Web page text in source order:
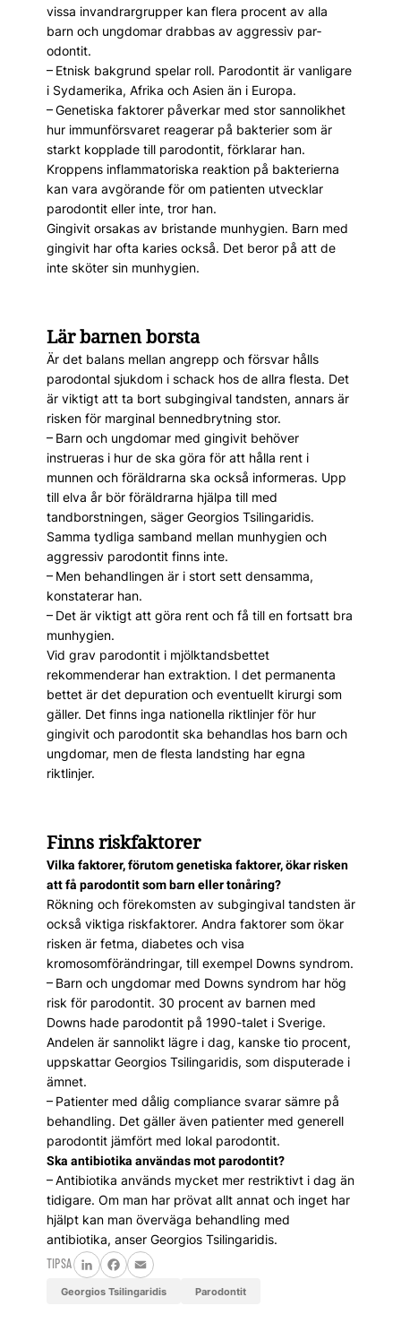
vissa invandrargrupper kan flera procent av alla
barn och ungdomar drabbas av aggressiv par­
odontit.
– Etnisk bakgrund spelar roll. Par­odontit är vanligare
i Sydamerika, Afrika och Asien än i Europa.
– Genetiska faktorer påverkar med stor sannolikhet
hur immunförsvaret reagerar på bakterier som är
starkt kopplade till parodontit, förklarar han.
Kroppens inflammatoriska reaktion på bakterierna
kan vara avgörande för om patienten utvecklar
parodontit eller inte, tror han.
Gingivit orsakas av bristande munhygien. Barn med
gingivit har ofta karies också. Det beror på att de
inte sköter sin munhygien.
Lär barnen borsta
Är det balans mellan angrepp och försvar hålls
parodontal sjukdom i schack hos de allra flesta. Det
är viktigt att ta bort subgingival tandsten, annars är
risken för marginal benned­brytning stor.
– Barn och ungdomar med gingivit behöver
instrueras i hur de ska göra för att hålla rent i
munnen och föräldrarna ska också informeras. Upp
till elva år bör föräldrarna hjälpa till med
tandborstningen, säger Georgios Tsilingaridis.
Samma tydliga samband mellan munhygien och
aggressiv parodontit finns inte.
– Men behandlingen är i stort sett densamma,
konstaterar han.
– Det är viktigt att göra rent och få till en fortsatt bra
munhygien.
Vid grav parodontit i mjölktandsbettet
rekommenderar han extraktion. I det permanenta
bettet är det depuration och eventuellt kirurgi som
gäller. Det finns inga nationella riktlinjer för hur
gingivit och parodontit ska behandlas hos barn och
ungdomar, men de flesta landsting har egna
riktlinjer.
Finns riskfaktorer
Vilka faktorer, förutom genetiska faktorer, ökar risken
att få parodontit som barn eller tonåring?
Rökning och förekomsten av subgingival tandsten är
också viktiga riskfaktorer. Andra faktorer som ökar
risken är fetma, diabetes och visa
kromosomförändringar, till exempel Downs syndrom.
– Barn och ungdomar med Downs syndrom har hög
risk för parodontit. 30 procent av barnen med
Downs hade parodontit på 1990-talet i Sverige.
Andelen är sannolikt lägre i dag, kanske tio procent,
uppskattar Georgios Tsilingaridis, som disputerade i
ämnet.
– Patienter med dålig compliance svarar sämre på
behandling. Det gäller även patienter med generell
par­odontit jämfört med lokal parodontit.
Ska antibiotika användas mot par­odontit?
– Antibiotika används mycket mer restriktivt i dag än
tidigare. Om man har prövat allt annat och inget har
hjälpt kan man överväga behandling med
antibiotika, anser Georgios Tsilingaridis.
TIPSA
LinkedInFacebook
Email
Georgios Tsilingaridis parodontit